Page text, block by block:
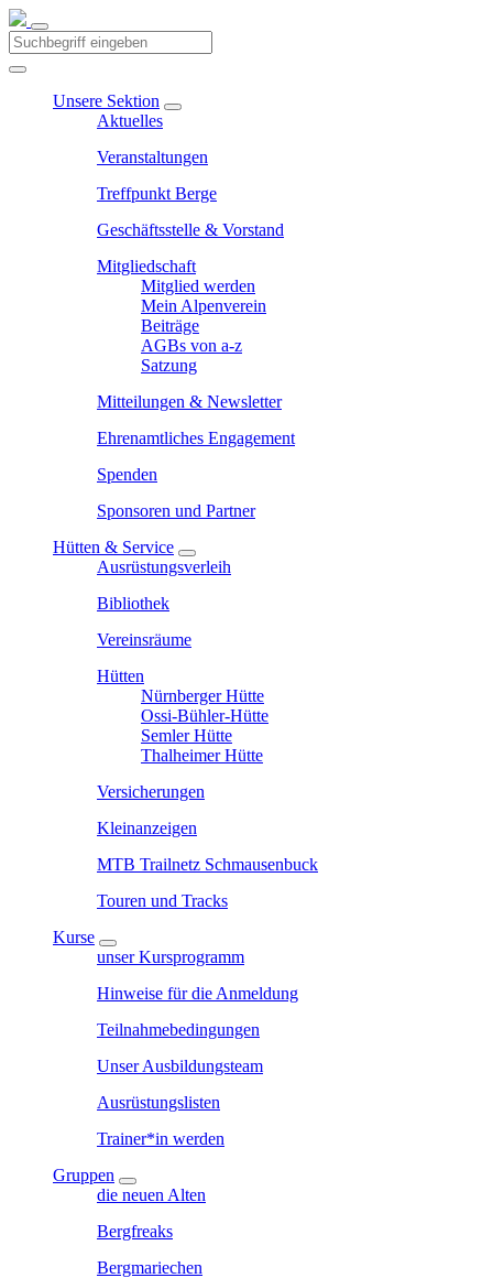
Unsere Sektion
Aktuelles
Veranstaltungen
Treffpunkt Berge
Geschäftsstelle & Vorstand
Mitgliedschaft
Mitglied werden
Mein Alpenverein
Beiträge
AGBs von a-z
Satzung
Mitteilungen & Newsletter
Ehrenamtliches Engagement
Spenden
Sponsoren und Partner
Hütten & Service
Ausrüstungsverleih
Bibliothek
Vereinsräume
Hütten
Nürnberger Hütte
Ossi-Bühler-Hütte
Semler Hütte
Thalheimer Hütte
Versicherungen
Kleinanzeigen
MTB Trailnetz Schmausenbuck
Touren und Tracks
Kurse
unser Kursprogramm
Hinweise für die Anmeldung
Teilnahmebedingungen
Unser Ausbildungsteam
Ausrüstungslisten
Trainer*in werden
Gruppen
die neuen Alten
Bergfreaks
Bergmariechen